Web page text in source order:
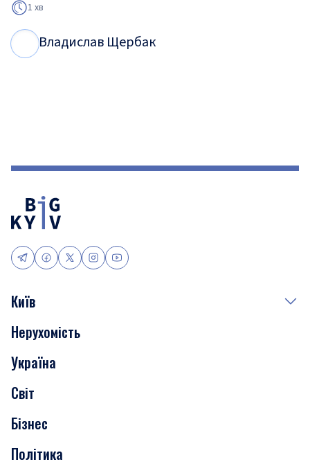
1 хв
Владислав Щербак
Київ
Події
Скандали
Нерухомість
Транспорт
Нерухомість
Україна
Світ
Бізнес
Політика